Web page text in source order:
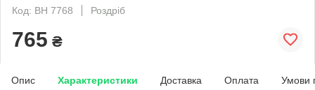
Код: BH 7768
Роздріб
765 ₴
Опис Характеристики Доставка Оплата Умови